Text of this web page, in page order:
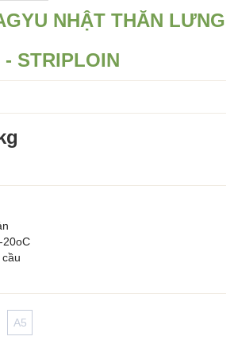
NHẬT THĂN LƯNG
STRIPLOIN
20oC
A5